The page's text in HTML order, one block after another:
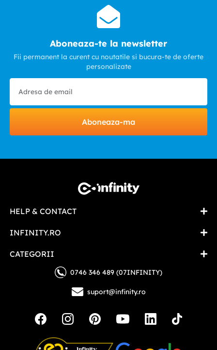
Aboneaza-te la newsletter
Fii permanent la curent cu noutatile si bucura-te de oferte
personalizate
Aboneaza-ma
HELP & CONTACT
INFINITY.RO
CATEGORII
0746 346 489 (07INFINITY)
suport@infinity.ro